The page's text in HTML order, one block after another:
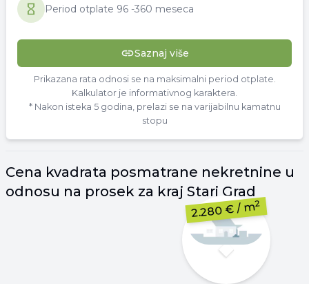
Period otplate 96 -360 meseca
Saznaj više
Prikazana rata odnosi se na maksimalni period otplate.
Kalkulator je informativnog karaktera.
* Nakon isteka 5 godina, prelazi se na varijabilnu kamatnu
stopu
Cena kvadrata posmatrane nekretnine u
odnosu na prosek za kraj Stari Grad
2.280 € / m2